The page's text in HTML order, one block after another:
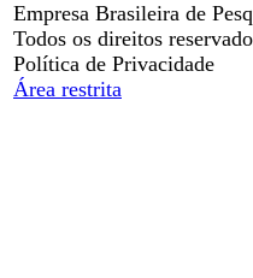
Empresa Brasileira de
Todos os direitos
Política de Privacidade
Área restrita